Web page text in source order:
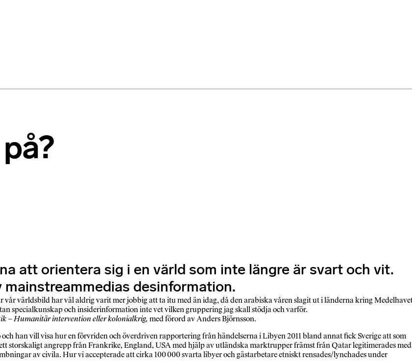
att orientera sig i en värld som inte längre är svart och vit.
desinformation.
världsbild har väl aldrig varit mer jobbig att ta itu med än idag, då den arabiska våren slagit ut i länderna kring
specialkunskap och insiderinformation inte vet vilken gruppering jag skall stödja och varför.
– Humanitär intervention eller kolonialkrig, med förord av Anders Björnsson.
han vill visa hur en förvriden och överdriven rapportering från händelserna i Libyen 2011 bland annat fick Sverige att som
storskaligt angrepp från Frankrike, England, USA med hjälp av utländska marktrupper främst från Qatar legitimerades med
av civila. Hur vi accepterade att cirka 100 000 svarta libyer och gästarbetare etniskt rensades/lynchades under